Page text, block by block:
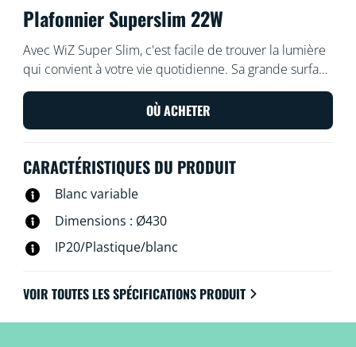
Plafonnier Superslim 22W
Avec WiZ Super Slim, c'est facile de trouver la lumière
qui convient à votre vie quotidienne. Sa grande surface
lumineuse circulaire inonde votre pièce d'une lumière
bleue froide qui favorise la vigilance et la
concentration, et s'atténue en une couleur douce et
OÙ ACHETER
CARACTÉRISTIQUES DU PRODUIT
Blanc variable
Dimensions : Ø430
IP20/Plastique/blanc
VOIR TOUTES LES SPÉCIFICATIONS PRODUIT